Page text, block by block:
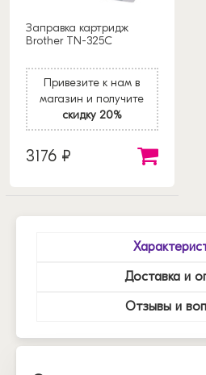
Заправка картридж
Brother TN-325C
Привезите к нам в
магазин и получите
скидку 20%
3176 ₽
Доставка и
Отзывы и